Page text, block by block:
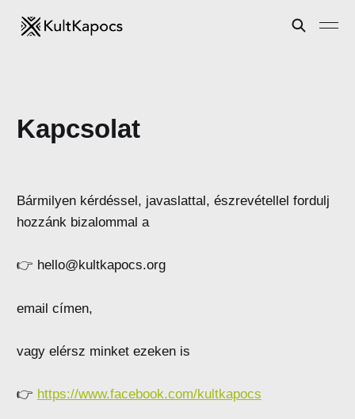
Kapcsolat
Bármilyen kérdéssel, javaslattal, észrevétellel fordulj
hozzánk bizalommal a
👉 hello@kultkapocs.org
email címen,
vagy elérsz minket ezeken is
👉 https://www.facebook.com/kultkapocs